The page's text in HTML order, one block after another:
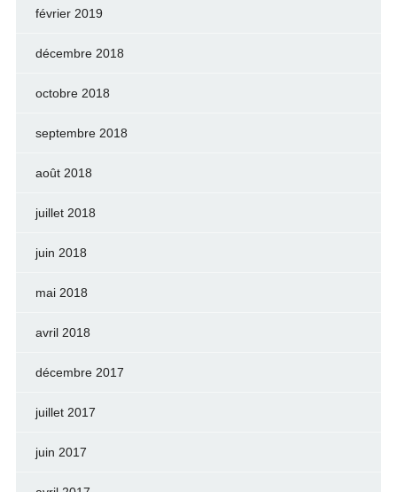
février 2019
décembre 2018
octobre 2018
septembre 2018
août 2018
juillet 2018
juin 2018
mai 2018
avril 2018
décembre 2017
juillet 2017
juin 2017